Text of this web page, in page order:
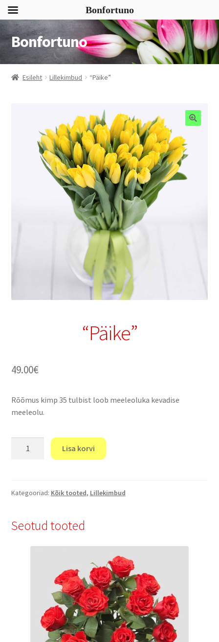
Liigu
navigeerimisele
Liigu
sisu
juurde
Bonfortuno
Esileht Lillekimbud “Päike”
“Päike”
49.00€
Rõõmus kimp 35 tulbist loob meeleoluka kevadise
meeleolu.
Lisa korvi
Kategooriad: Kõik tooted, Lillekimbud
Seotud tooted
Bonfortuno